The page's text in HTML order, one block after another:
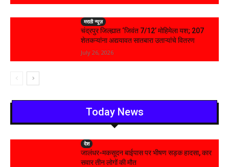
मराठी न्यूज़
चंद्रपुर जिल्ह्यात ‘जिवंत 7/12’ मोहिमेला यश; 207
शेतकऱ्यांना अद्ययावत सातबारा उताऱ्यांचे वितरण
July 26, 2026
Today News
देश
जालंधर-मकसूदन बाईपास पर भीषण सड़क हादसा, कार
सवार तीन लोगों की मौत